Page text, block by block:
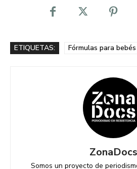
ETIQUETAS: Fórmulas para bebés
ZonaDocs
Somos un proyecto de